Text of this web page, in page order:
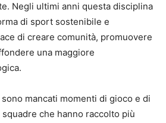
Negli ultimi anni questa disciplina
di sport sostenibile e
di creare comunità, promuovere
una maggiore
mancati momenti di gioco e di
che hanno raccolto più